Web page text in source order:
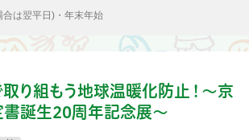
は翌平日)・年末年始
り組もう地球温暖化防止！ 〜京
書誕生20周年記念展〜